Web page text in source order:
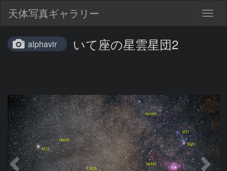
天体写真ギャラリー
alphavir いて座の星雲星団2